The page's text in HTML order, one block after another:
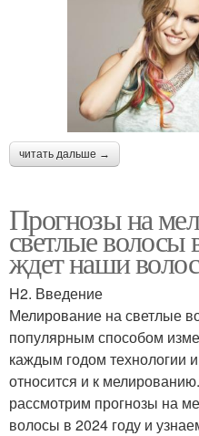
читать дальше →
Прогнозы на
светлые волосы
ждет наши
H2. Введение
Мелирование на светлые
популярным способом
каждым годом технологии
относится и к
рассмотрим прогнозы на
волосы в 2024 году и